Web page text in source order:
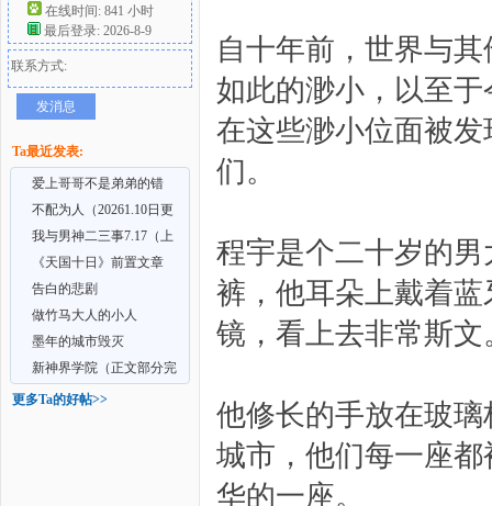
好
在线时间: 841 小时
最后登录: 2026-8-9
联系方式:
发消息
Ta最近发表:
爱上哥哥不是弟弟的错
（短篇真骨科）
不配为人（20261.10日更
新第六章：魔王诞生
我与男神二三事7.17（上
卷已完结）
《天国十日》前置文章
——亵渎
告白的悲剧
做竹马大人的小人
墨年的城市毁灭
新神界学院（正文部分完
结）
更多Ta的好帖>>
自十年前，世界与
如此的渺小，以至
在这些渺小位面被
们。
程宇是个二十岁的
裤，他耳朵上戴着
镜，看上去非常斯文
他修长的手放在玻
城市，他们每一座
华的一座。